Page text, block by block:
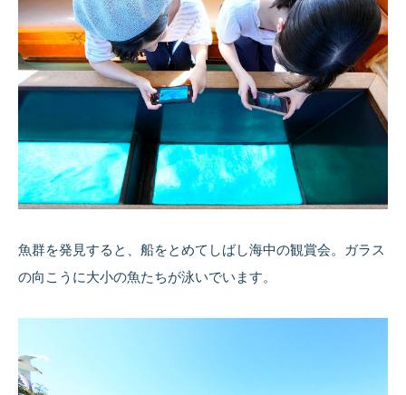
魚群を発見すると、船をとめてしばし海中の観賞会。ガラス
の向こうに大小の魚たちが泳いでいます。